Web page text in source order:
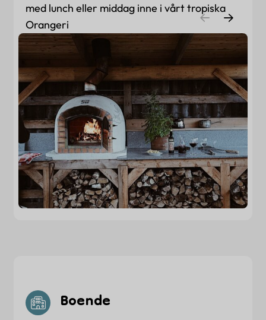
med lunch eller middag inne i vårt tropiska
Orangeri
Boende